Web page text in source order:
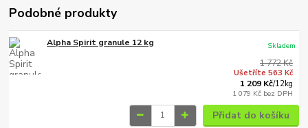
Podobné produkty
Alpha Spirit granule 12 kg
1 772 Kč
Ušetříte 563 Kč
1 209 Kč/12kg
1 079 Kč bez DPH
Skladem
Přidat do košíku